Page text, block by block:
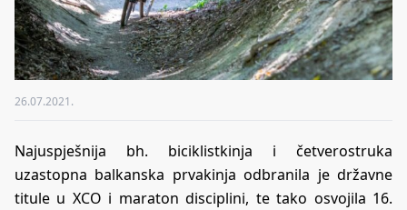
26.07.2021.
Najuspješnija bh. biciklistkinja i četverostruka
uzastopna balkanska prvakinja odbranila je državne
titule u XCO i maraton disciplini, te tako osvojila 16.